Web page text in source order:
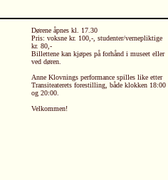
Dørene åpnes kl. 17.30
Pris: voksne kr. 100,-, studenter/vernepliktige
kr. 80,-
Billettene kan kjøpes på forhånd i museet eller
ved døren.
Anne Klovnings performance spilles like etter
Transiteaterets forestilling, både klokken 18:00
og 20:00.
Velkommen!